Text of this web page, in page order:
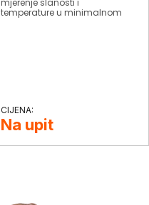
temperature u minimalnom
Na upit